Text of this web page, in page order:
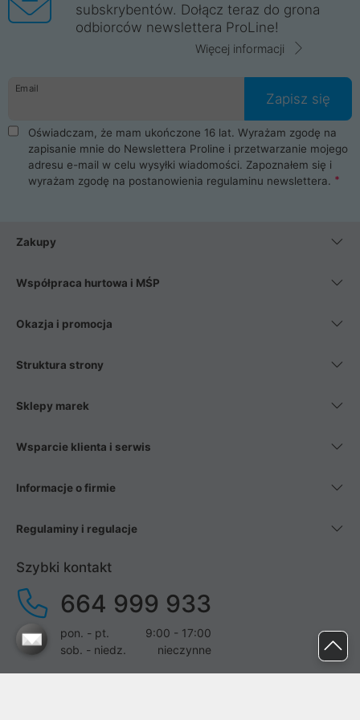
subskrybentów. Dołącz teraz do grona
odbiorców newslettera ProLine!
Więcej informacji
Email
Zapisz się
Oświadczam, że mam ukończone 16 lat. Wyrażam zgodę na
zapisanie mnie do Newslettera Proline i przetwarzanie mojego
adresu e-mail w celu wysyłki wiadomości. Zapoznałem się i
wyrażam zgodę na postanowienia regulaminu newslettera.
Zakupy
Współpraca hurtowa i MŚP
Okazja i promocja
Struktura strony
Sklepy marek
Wsparcie klienta i serwis
Informacje o firmie
Regulaminy i regulacje
Szybki kontakt
664 999 933
pon. - pt.
9:00 - 17:00
sob. - niedz.
nieczynne